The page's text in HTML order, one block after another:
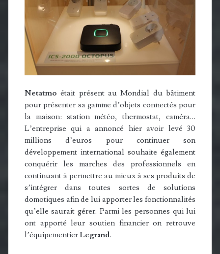
Netatmo était présent au Mondial du bâtiment
pour présenter sa gamme d’objets connectés pour
la maison: station météo, thermostat, caméra…
L’entreprise qui a annoncé hier avoir levé 30
millions d’euros pour continuer son
développement international souhaite également
conquérir les marches des professionnels en
continuant à permettre au mieux à ses produits de
s’intégrer dans toutes sortes de solutions
domotiques afin de lui apporter les fonctionnalités
qu’elle saurait gérer. Parmi les personnes qui lui
ont apporté leur soutien financier on retrouve
l’équipementierLegrand.